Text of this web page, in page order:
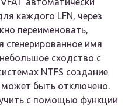
каждого LFN, через
переименовать,
сгенерированное имя
сходство с
NTFS создание
быть отключено.
с помощью функции